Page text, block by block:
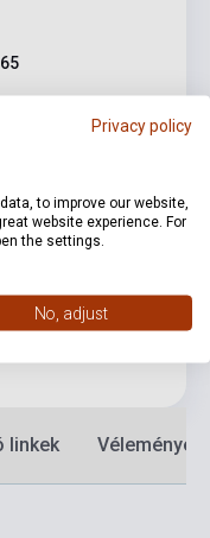
linkek Vélemények
Privacy policy
to improve our website,
website experience. For
the settings.
No, adjust